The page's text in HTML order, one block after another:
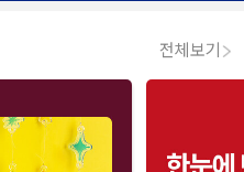
전체보기